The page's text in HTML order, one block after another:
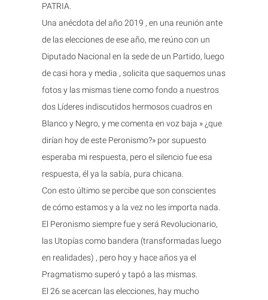
PATRIA.
Una anécdota del año 2019 , en una reunión ante
de las elecciones de ese año, me reúno con un
Diputado Nacional en la sede de un Partido, luego
de casi hora y media , solicita que saquemos unas
fotos y las mismas tiene como fondo a nuestros
dos Líderes indiscutidos hermosos cuadros en
Blanco y Negro, y me comenta en voz baja » ¿que
dirían hoy de este Peronismo?» por supuesto
esperaba mi respuesta, pero el silencio fue esa
respuesta, él ya la sabía, pura chicana.
Con esto último se percibe que son conscientes
de cómo estamos y a la vez no les importa nada.
El Peronismo siempre fue y será Revolucionario,
las Utopías como bandera (transformadas luego
en realidades) , pero hoy y hace años ya el
Pragmatismo superó y tapó a las mismas.
El 26 se acercan las elecciones, hay mucho